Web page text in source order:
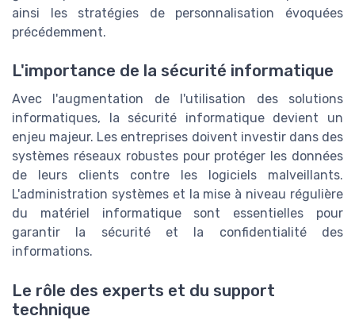
ainsi les stratégies de personnalisation évoquées
précédemment.
L'importance de la sécurité informatique
Avec l'augmentation de l'utilisation des solutions
informatiques, la sécurité informatique devient un
enjeu majeur. Les entreprises doivent investir dans des
systèmes réseaux robustes pour protéger les données
de leurs clients contre les logiciels malveillants.
L'administration systèmes et la mise à niveau régulière
du matériel informatique sont essentielles pour
garantir la sécurité et la confidentialité des
informations.
Le rôle des experts et du support
technique